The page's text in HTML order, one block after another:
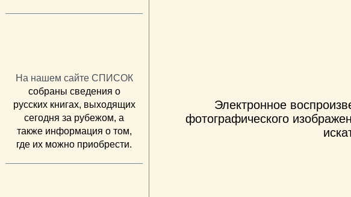
На нашем сайте СПИСОК
собраны сведения о
русских книгах, выходящих
сегодня за рубежом, а
также информация о том,
где их можно приобрести.
Электронное
фотографического